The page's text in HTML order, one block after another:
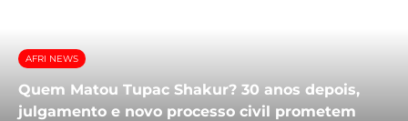
AFRI NEWS
Quem Matou Tupac Shakur? 30 anos depois,
julgamento e novo processo civil prometem